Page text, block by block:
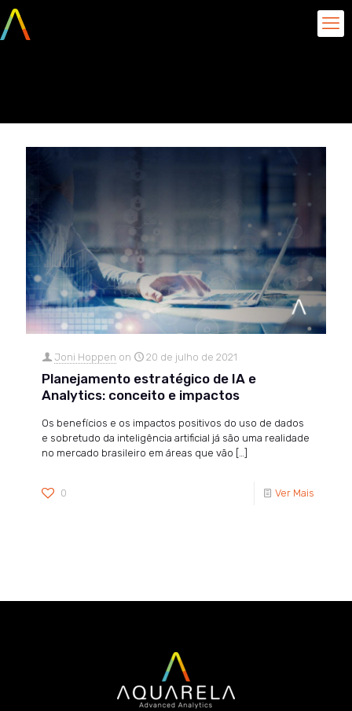
Joni Hoppen on 20 de julho de 2021
Planejamento estratégico de IA e
Analytics: conceito e impactos
Os benefícios e os impactos positivos do uso de dados
e sobretudo da inteligência artificial já são uma realidade
no mercado brasileiro em áreas que vão […]
0 Ver Mais